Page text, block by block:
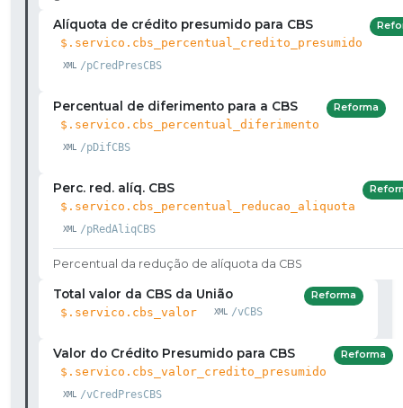
Alíquota de crédito presumido para CBS
$.servico.cbs_percentual_credito_presumido
/pCredPresCBS
Percentual de diferimento para a CBS
$.servico.cbs_percentual_diferimento
/pDifCBS
Reforma
Perc. red. alíq. CBS
$.servico.cbs_percentual_reducao_aliquota
/pRedAliqCBS
Percentual da redução de alíquota da CBS
Total valor da CBS da União
$.servico.cbs_valor /vCBS
Reforma
Valor do Crédito Presumido para CBS
$.servico.cbs_valor_credito_presumido
/vCredPresCBS
Reforma